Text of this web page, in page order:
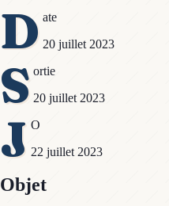
D ate
20 juillet 2023
S ortie
20 juillet 2023
J O
22 juillet 2023
Objet